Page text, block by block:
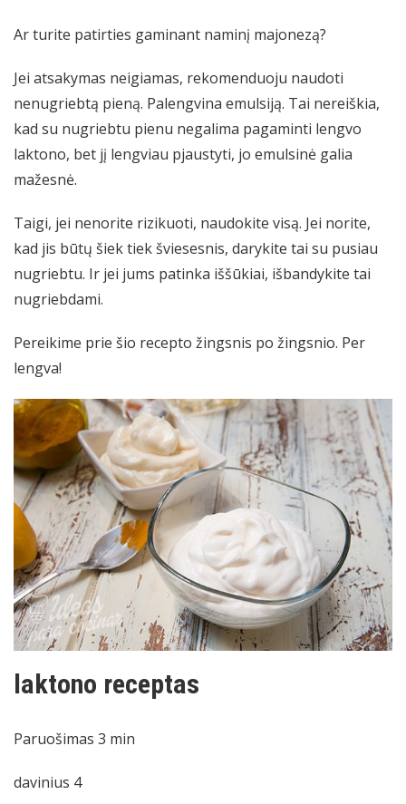
Ar turite patirties gaminant naminį majonezą?
Jei atsakymas neigiamas, rekomenduoju naudoti
nenugriebtą pieną. Palengvina emulsiją. Tai nereiškia,
kad su nugriebtu pienu negalima pagaminti lengvo
laktono, bet jį lengviau pjaustyti, jo emulsinė galia
mažesnė.
Taigi, jei nenorite rizikuoti, naudokite visą. Jei norite,
kad jis būtų šiek tiek šviesesnis, darykite tai su pusiau
nugriebtu. Ir jei jums patinka iššūkiai, išbandykite tai
nugriebdami.
Pereikime prie šio recepto žingsnis po žingsnio. Per
lengva!
laktono receptas
Paruošimas 3 min
davinius 4